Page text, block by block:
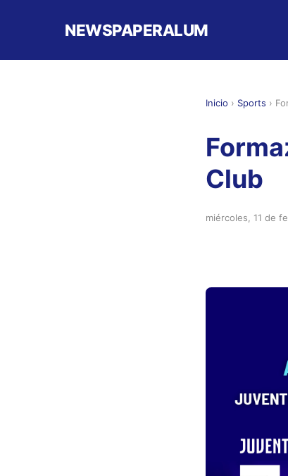
NEWSPAPERALUM
Inicio › Sports ›
Club
miércoles, 11 de